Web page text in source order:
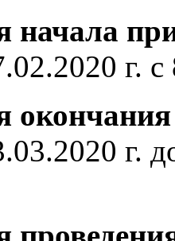
начала
г.
г.